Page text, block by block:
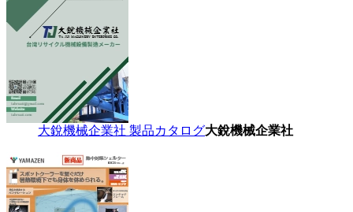
大銳機械企業社 製品カタログ大銳機械企業社